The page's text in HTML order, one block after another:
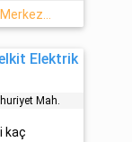
Elektrik
Mah.
kaç